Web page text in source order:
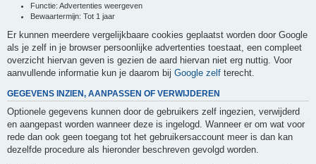
Functie: Advertenties weergeven
Bewaartermijn: Tot 1 jaar
Er kunnen meerdere vergelijkbaare cookies geplaatst worden door Google
als je zelf in je browser persoonlijke advertenties toestaat, een compleet
overzicht hiervan geven is gezien de aard hiervan niet erg nuttig. Voor
aanvullende informatie kun je daarom bij Google zelf terecht.
GEGEVENS INZIEN, AANPASSEN OF VERWIJDEREN
Optionele gegevens kunnen door de gebruikers zelf ingezien, verwijderd
en aangepast worden wanneer deze is ingelogd. Wanneer er om wat voor
rede dan ook geen toegang tot het gebruikersaccount meer is dan kan
dezelfde procedure als hieronder beschreven gevolgd worden.